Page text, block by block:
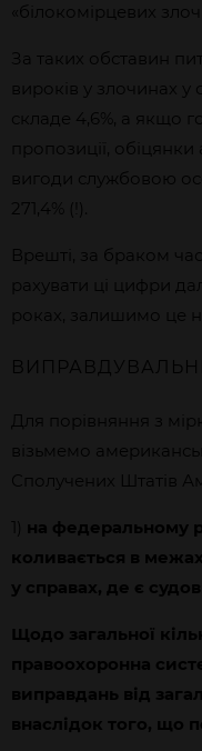
«білокомірцевих
За таких обставин
вироків у злочинах у
складе 4,6%, а якщо
пропозиції,
вигоди службовою
271,4% (!).
Врешті, за браком
рахувати ці цифри
роках, залишимо це
Для порівняння з
візьмемо
Сполучених Штатів
1) на федеральному
коливається в
у справах, де є
Щодо загальної
правоохоронна
виправдань від
внаслідок того, що